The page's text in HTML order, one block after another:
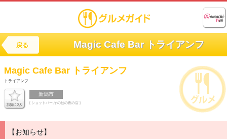
戻る Magic Cafe Bar トライアンフ
Magic Cafe Bar トライアンフ
トライアンフ
新潟市
[ ショットバー,その他の夜の店 ]
【お知らせ】